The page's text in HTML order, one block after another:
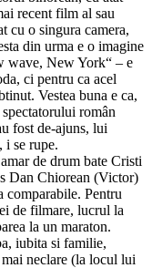
recent film al sau
cu o singura camera,
din urma e o imagine
wave, New York“ – e
ci pentru ca acel
Vestea buna e ca,
român
fost de-ajuns, lui
i se rupe.
de drum bate Cristi
Dan Chiorean (Victor)
comparabile. Pentru
de filmare, lucrul la
la un maraton.
iubita si familie,
neclare (la locul lui